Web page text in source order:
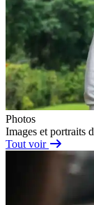
Photos
Images et portraits
Tout voir